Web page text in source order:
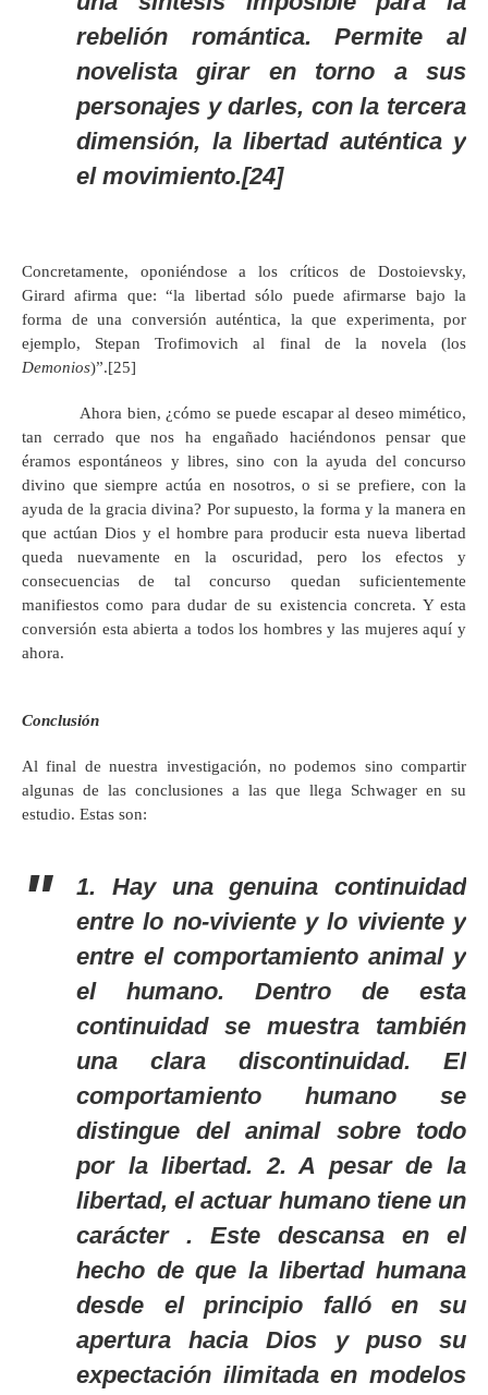
rebelión romántica. Permite al
novelistagirar en torno a sus
personajes y darles, con la tercera
dimensión, la libertad auténtica y
el movimiento.[24]
Concretamente, oponiéndose a los críticos de Dostoievsky,
Girard afirma que: “la libertad sólo puede afirmarse bajo la
forma de una conversión auténtica, la que experimenta, por
ejemplo, Stepan Trofimovich al final de la novela (los
Demonios)”.[25]
Ahora bien, ¿cómo se puede escapar al deseo mimético,
tan cerrado que nos ha engañado haciéndonos pensar que
éramos espontáneos y libres, sino con la ayuda del concurso
divino que siempre actúa en nosotros, o si se prefiere, con la
ayuda de la gracia divina? Por supuesto, la forma y la manera en
que actúan Dios y el hombre para producir esta nueva libertad
queda nuevamente en la oscuridad, pero los efectos y
consecuencias de tal concurso quedan suficientemente
manifiestos como para dudar de su existencia concreta. Y esta
conversión esta abierta a todos los hombres y las mujeres aquí y
ahora.
Conclusión
Al final de nuestra investigación, no podemos sino compartir
algunas de las conclusiones a las que llega Schwager en su
estudio. Estas son:
1. Hay una genuina continuidad
entre lo no-viviente y lo viviente y
entre el comportamiento animal y
el humano. Dentro de esta
continuidad se muestra también
una clara discontinuidad. El
comportamiento humano se
distingue del animal sobre todo
por la libertad. 2. A pesar de la
libertad, el actuar humano tiene un
carácter . Este descansa en el
hecho de que la libertad humana
desde el principio falló en su
apertura hacia Dios y puso su
expectación ilimitada en modelos